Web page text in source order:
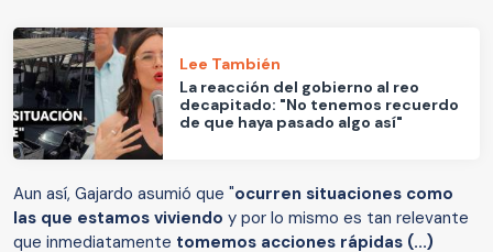
Lee También
La reacción del gobierno al reo
decapitado: "No tenemos recuerdo
de que haya pasado algo así"
Aun así, Gajardo asumió que "ocurren situaciones como
las que estamos viviendo y por lo mismo es tan relevante
que inmediatamente tomemos acciones rápidas (...)